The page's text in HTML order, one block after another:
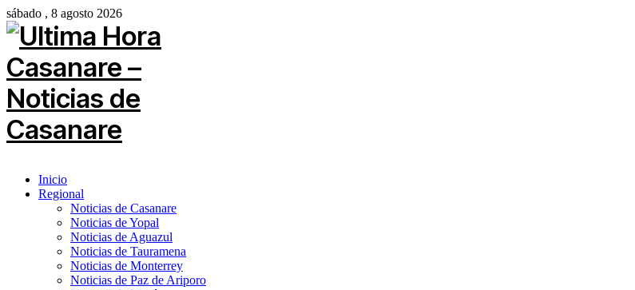
sábado , 8 agosto 2026
Inicio
Regional
Noticias de Casanare
Noticias de Yopal
Noticias de Aguazul
Noticias de Tauramena
Noticias de Monterrey
Noticias de Paz de Ariporo